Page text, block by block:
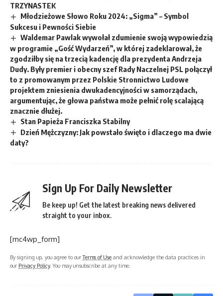
TRZYNASTEK
Młodzieżowe Słowo Roku 2024: „Sigma” – Symbol
Sukcesu i Pewności Siebie
Waldemar Pawlak wywołał zdumienie swoją wypowiedzią
w programie „Gość Wydarzeń”, w której zadeklarował, że
zgodziłby się na trzecią kadencję dla prezydenta Andrzeja
Dudy. Były premier i obecny szef Rady Naczelnej PSL połączył
to z promowanym przez Polskie Stronnictwo Ludowe
projektem zniesienia dwukadencyjności w samorządach,
argumentując, że głowa państwa może pełnić rolę scalającą
znacznie dłużej.
Stan Papieża Franciszka Stabilny
Dzień Mężczyzny: Jak powstało święto i dlaczego ma dwie
daty?
Sign Up For Daily Newsletter
Be keep up! Get the latest breaking news delivered
straight to your inbox.
[mc4wp_form]
By signing up, you agree to ourTerms of Use and acknowledge the data practices in
our Privacy Policy. You may unsubscribe at any time.